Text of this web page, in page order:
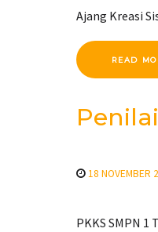
Ajang Kreasi
READ
18 NOVEMBER
PKKS SMPN 1